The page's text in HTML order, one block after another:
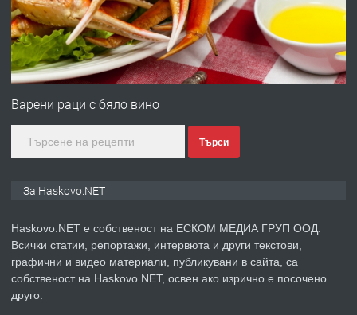
преди 4 дни
ПРЕДЛАГА
№4120 Магазин/Офис под наем в кв.
градската градина!
преди 5 дни
ПРЕДЛАГА
Продавам парцел в гр. Хасково кв.
Варени раци с бяло вино
Търси
За Haskovo.NET
Haskovo.NET е собственост на ЕСКОМ МЕДИА ГРУП ООД.
Всички статии, репортажи, интервюта и други текстови,
графични и видео материали, публикувани в сайта, са
собственост на Haskovo.NET, освен ако изрично е посочено
друго.